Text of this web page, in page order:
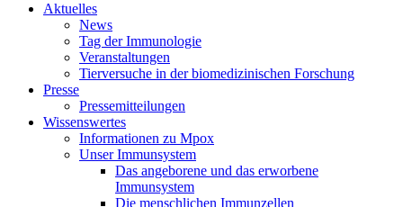
Aktuelles
News
Tag der Immunologie
Veranstaltungen
Tierversuche in der biomedizinischen Forschung
Presse
Pressemitteilungen
Wissenswertes
Informationen zu Mpox
Unser Immunsystem
Das angeborene und das erworbene
Immunsystem
Die menschlichen Immunzellen